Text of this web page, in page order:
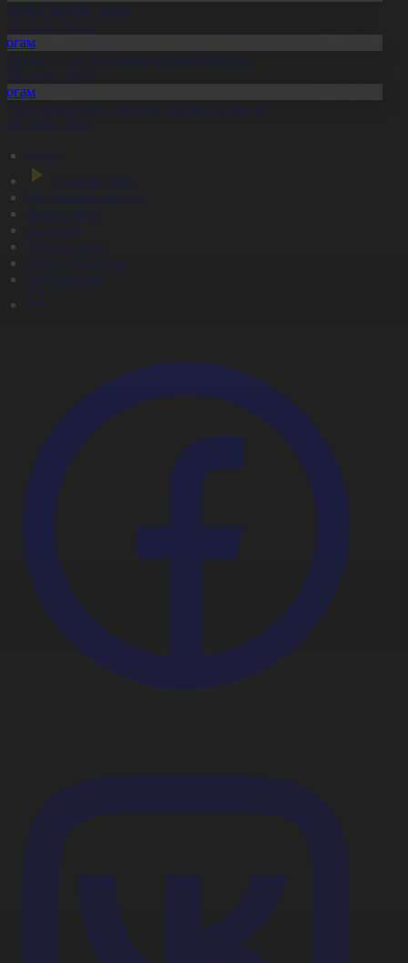
өндіріс өрледі
20:11
— ел дамуының қозғаушы күші
20:09
импортына уақытша тыйым салынды
20:07
Басты
Тікелей эфир
Бағдарлама кестесі
Жаңалықтар
Жобалар
Телехикаялар
Мультсериалдар
Видеоархив